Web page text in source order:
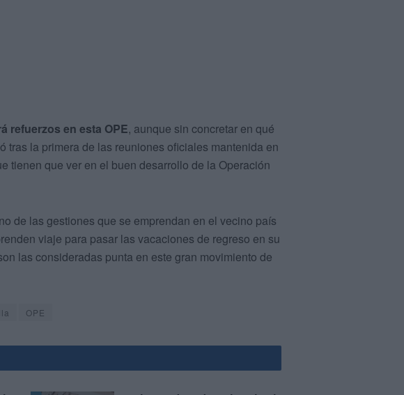
refuerzos en esta OPE, aunque sin concretar en qué
tras la primera de las reuniones oficiales mantenida en
tienen que ver en el buen desarrollo de la Operación
de las gestiones que se emprendan en el vecino país
viaje para pasar las vacaciones de regreso en su
las consideradas punta en este gran movimiento de
OPE